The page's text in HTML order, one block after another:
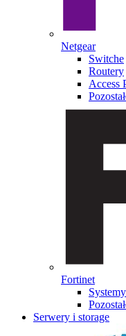
Netgear
Switche
Routery
Access
Fortinet
Serwery i storage